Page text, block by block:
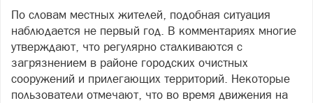
По словам местных жителей, подобная ситуация
наблюдается не первый год. В комментариях многие
утверждают, что регулярно сталкиваются с
загрязнением в районе городских очистных
сооружений и прилегающих территорий. Некоторые
пользователи отмечают, что во время движения на